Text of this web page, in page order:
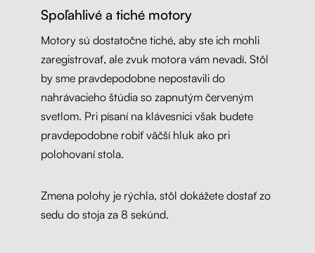
Spoľahlivé a tiché motory
Motory sú dostatočne tiché, aby ste ich mohli
zaregistrovať, ale zvuk motora vám nevadí. Stôl
by sme pravdepodobne nepostavili do
nahrávacieho štúdia so zapnutým červeným
svetlom. Pri písaní na klávesnici však budete
pravdepodobne robiť väčší hluk ako pri
polohovaní stola.
Zmena polohy je rýchla, stôl dokážete dostať zo
sedu do stoja za 8 sekúnd.